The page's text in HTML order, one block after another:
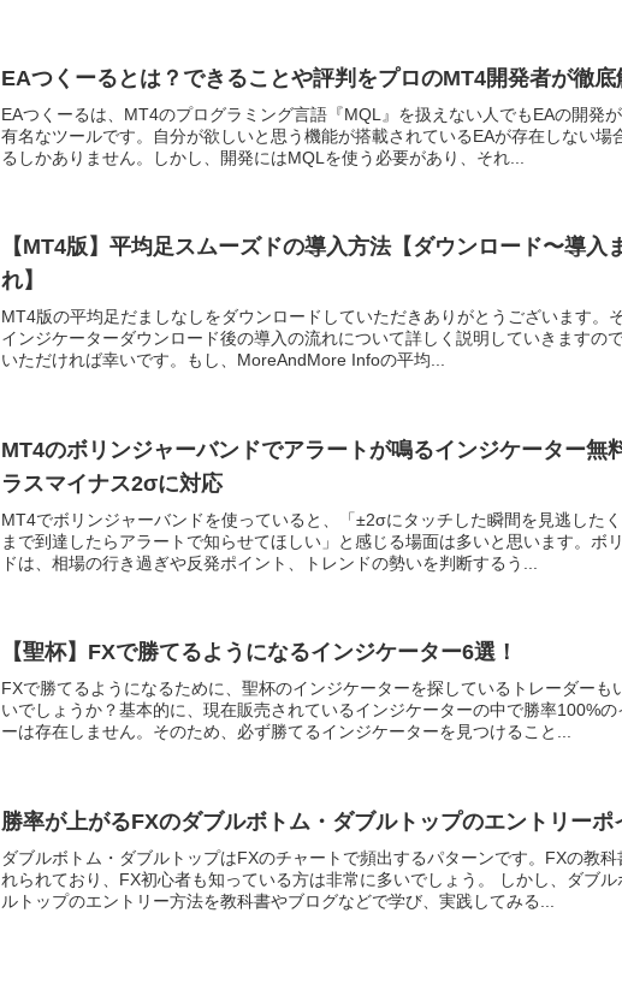
EAつくーるとは？できることや評判をプロのMT4開発者が徹底
EAつくーるは、MT4のプログラミング言語『MQL』を扱えない人でもEAの開発
有名なツールです。自分が欲しいと思う機能が搭載されているEAが存在しない場
るしかありません。しかし、開発にはMQLを使う必要があり、それ...
【MT4版】平均足スムーズドの導入方法【ダウンロード〜導入
れ】
MT4版の平均足だましなしをダウンロードしていただきありがとうございます。
インジケーターダウンロード後の導入の流れについて詳しく説明していきますの
いただければ幸いです。もし、MoreAndMore Infoの平均...
MT4のボリンジャーバンドでアラートが鳴るインジケーター無
ラスマイナス2σに対応
MT4でボリンジャーバンドを使っていると、「±2σにタッチした瞬間を見逃した
まで到達したらアラートで知らせてほしい」と感じる場面は多いと思います。ボ
ドは、相場の行き過ぎや反発ポイント、トレンドの勢いを判断するう...
【聖杯】FXで勝てるようになるインジケーター6選！
FXで勝てるようになるために、聖杯のインジケーターを探しているトレーダーも
いでしょうか？基本的に、現在販売されているインジケーターの中で勝率100%の
ーは存在しません。そのため、必ず勝てるインジケーターを見つけること...
勝率が上がるFXのダブルボトム・ダブルトップのエントリーポ
ダブルボトム・ダブルトップはFXのチャートで頻出するパターンです。FXの教科
れられており、FX初心者も知っている方は非常に多いでしょう。 しかし、ダブ
ルトップのエントリー方法を教科書やブログなどで学び、実践してみる...